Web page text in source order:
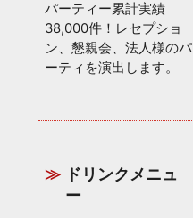
パーティー累計実績
38,000件！レセプショ
ン、懇親会、法人様のパ
ーティを演出します。
ドリンクメニュ
ー